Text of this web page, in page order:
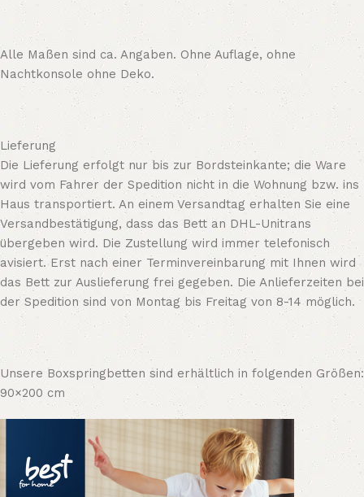
Alle Maßen sind ca. Angaben. Ohne Auflage, ohne
Nachtkonsole ohne Deko.
Lieferung
Die Lieferung erfolgt nur bis zur Bordsteinkante; die Ware
wird vom Fahrer der Spedition nicht in die Wohnung bzw. ins
Haus transportiert. An einem Versandtag erhalten Sie eine
Versandbestätigung, dass das Bett an DHL-Unitrans
übergeben wird. Die Zustellung wird immer telefonisch
avisiert. Erst nach einer Terminvereinbarung mit Ihnen wird
das Bett zur Auslieferung frei gegeben. Die Anlieferzeiten bei
der Spedition sind von Montag bis Freitag von 8-14 möglich.
Unsere Boxspringbetten sind erhältlich in folgenden Größen:
90×200 cm